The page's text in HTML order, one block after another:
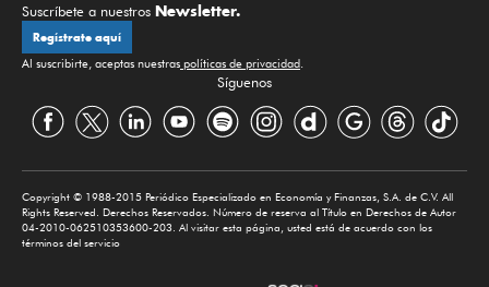
Suscríbete a nuestros Newsletter.
Regístrate aquí
Al suscribirte, aceptas nuestras políticas de privacidad.
Síguenos
Copyright © 1988-2015 Periódico Especializado en Economía y Finanzas, S.A. de C.V. All
Rights Reserved. Derechos Reservados. Número de reserva al Título en Derechos de Autor
04-2010-062510353600-203. Al visitar esta página, usted está de acuerdo con los
términos del servicio